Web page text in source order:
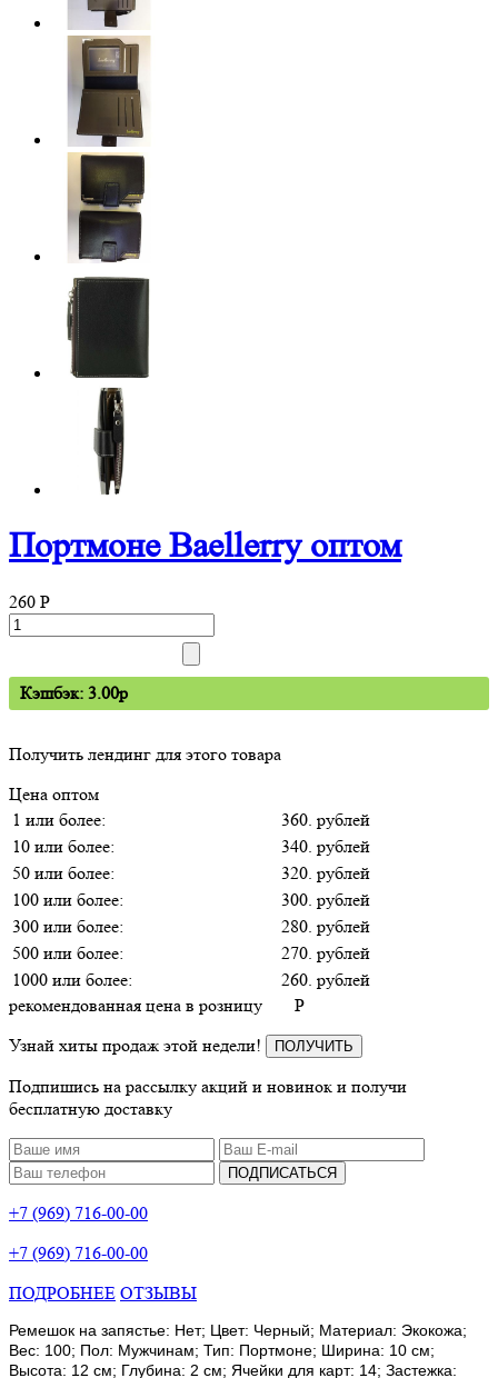
Портмоне Baellerry оптом
260 P
Кэшбэк: 3.00p
Получить лендинг для этого товара
Цена оптом
1 или более:
360. рублей
10 или более:
340. рублей
50 или более:
320. рублей
100 или более:
300. рублей
300 или более:
280. рублей
500 или более:
270. рублей
1000 или более:
260. рублей
рекомендованная цена в розницу
P
Узнай хиты продаж этой недели!
ПОЛУЧИТЬ
Подпишись на рассылку акций и новинок и получи
бесплатную доставку
ПОДПИСАТЬСЯ
+7 (969) 716-00-00
+7 (969) 716-00-00
ПОДРОБНЕЕ ОТЗЫВЫ
Ремешок на запястье: Нет; Цвет: Черный; Материал: Экокожа;
Вес: 100; Пол: Мужчинам; Тип: Портмоне; Ширина: 10 см;
Высота: 12 см; Глубина: 2 см; Ячейки для карт: 14; Застежка: